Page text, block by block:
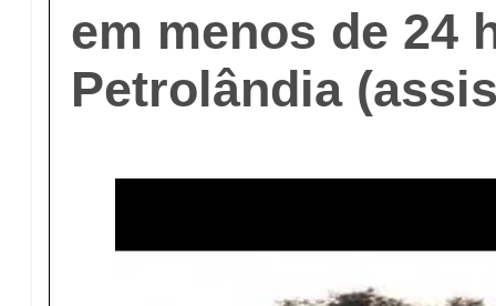
em menos de 24
Petrolândia